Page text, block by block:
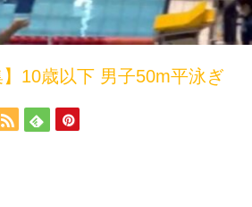
】10歳以下 男子50m平泳ぎ